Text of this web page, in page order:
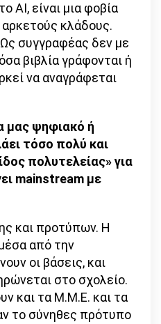
ΑΙ, είναι μια φοβία
κλάδους.
συγγραφέας δεν με
βιβλία γράφονται ή
να αναγράφεται
μας ψηφιακό ή
τόσο πολύ και
πολυτελείας» για
mainstream με
και προτύπων. Η
από την
οι βάσεις, και
στο σχολείο.
και τα Μ.Μ.Ε. και τα
το σύνηθες πρότυπο